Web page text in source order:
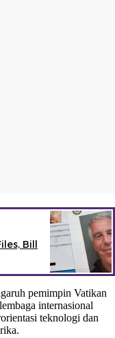
Bill
pemimpin Vatikan
internasional
teknologi dan